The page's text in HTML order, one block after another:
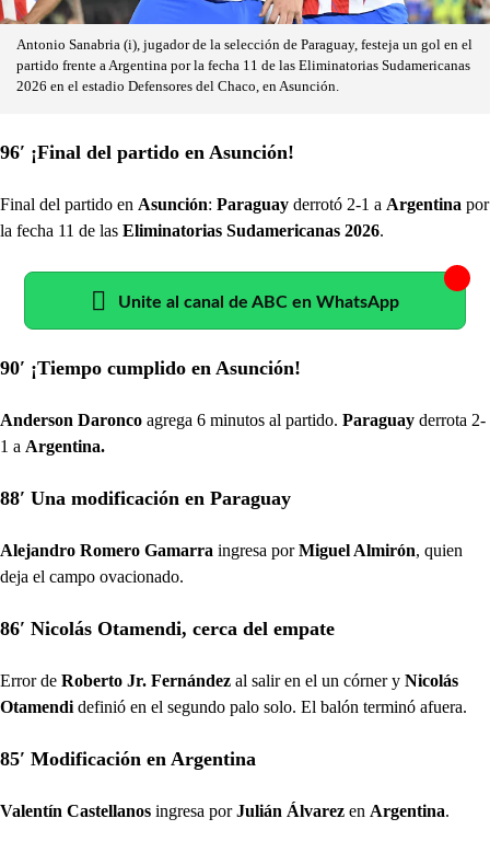
Antonio Sanabria (i), jugador de la selección de Paraguay, festeja un gol en el
partido frente a Argentina por la fecha 11 de las Eliminatorias Sudamericanas
2026 en el estadio Defensores del Chaco, en Asunción.
96′ ¡Final del partido en Asunción!
Final del partido en Asunción: Paraguay derrotó 2-1 a Argentina por
la fecha 11 de las Eliminatorias Sudamericanas 2026.
Unite al canal de ABC en WhatsApp
90′ ¡Tiempo cumplido en Asunción!
Anderson Daronco agrega 6 minutos al partido. Paraguay derrota 2-
1 a Argentina.
88′ Una modificación en Paraguay
Alejandro Romero Gamarra ingresa porMiguel Almirón, quien
deja el campo ovacionado.
86′ Nicolás Otamendi, cerca del empate
Error de Roberto Jr. Fernández al salir en el un córner y Nicolás
Otamendi definió en el segundo palo solo. El balón terminó afuera.
85′ Modificación en Argentina
Valentín Castellanos ingresa porJulián Álvarez en Argentina.